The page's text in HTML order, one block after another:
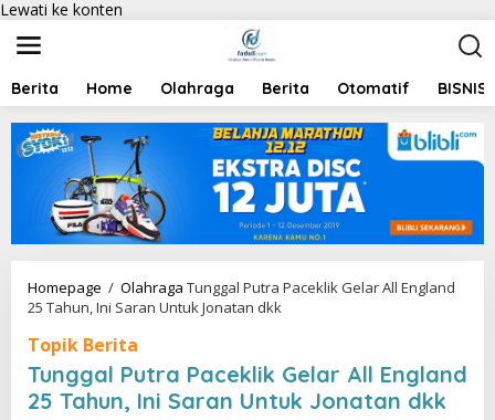
Lewati ke konten
Berita Home Olahraga Berita Otomatif BISNIS
Homepage / Olahraga Tunggal Putra Paceklik Gelar All England
25 Tahun, Ini Saran Untuk Jonatan dkk
Topik Berita
Tunggal Putra Paceklik Gelar All England
25 Tahun, Ini Saran Untuk Jonatan dkk